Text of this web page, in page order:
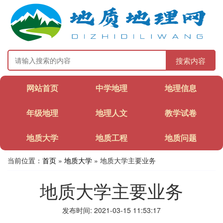
搜索内容
网站首页 中学地理 地理信息
年级地理 地理人文 教学试卷
地质大学 地质工程 地质问题
当前位置： 首页 » 地质大学 » 地质大学主要业务
地质大学主要业务
发布时间: 2021-03-15 11:53:17